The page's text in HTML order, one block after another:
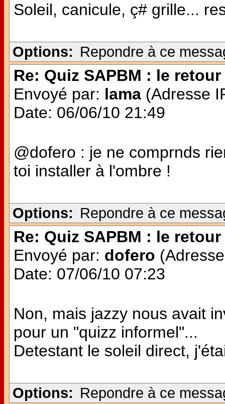
Soleil, canicule, ç# grille...
Options: Repondre à ce
Re: Quiz SAPBM : le retour
Envoyé par: lama (Adresse
Date: 06/06/10 21:49
@dofero : je ne comprnds
toi installer à l'ombre !
Options: Repondre à ce
Re: Quiz SAPBM : le retour
Envoyé par: dofero
Date: 07/06/10 07:23
Non, mais jazzy nous avait
pour un "quizz informel"...
Detestant le soleil direct,
Options: Repondre à ce